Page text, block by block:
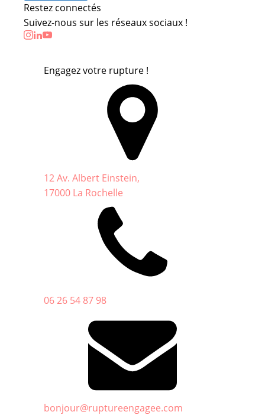
Restez connectés
Suivez-nous sur les réseaux sociaux !
Engagez votre rupture !
12 Av. Albert Einstein,
17000 La Rochelle
06 26 54 87 98
bonjour@ruptureengagee.com